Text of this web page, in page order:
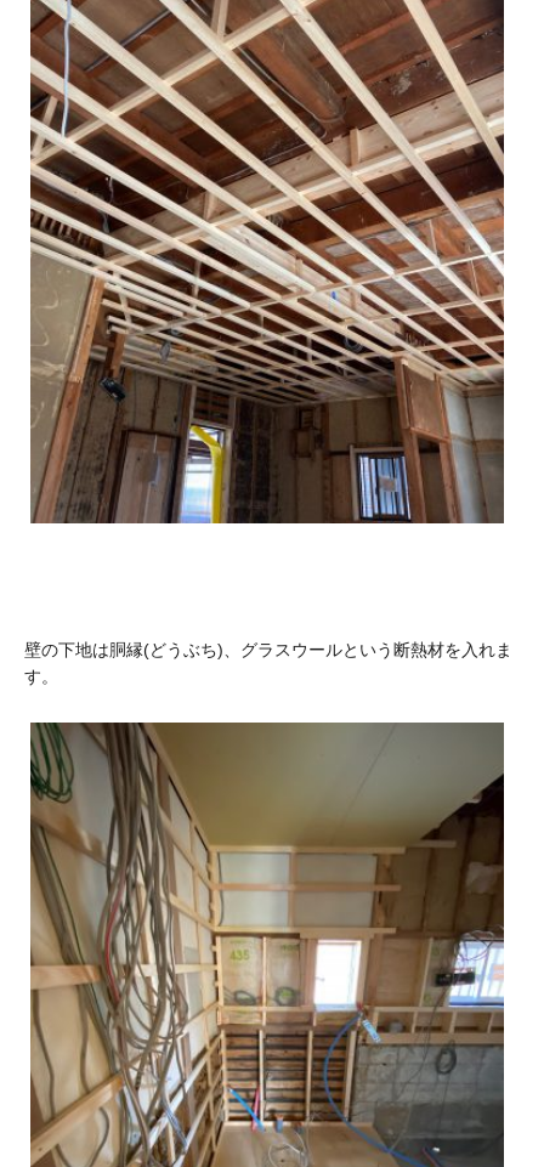
壁の下地は胴縁(どうぶち)、グラスウールという断熱材を入れま
す。